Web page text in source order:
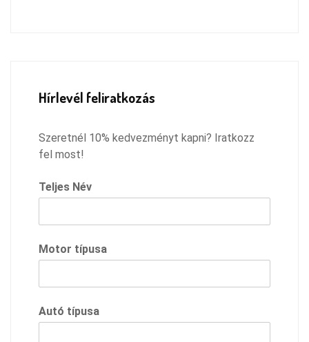
Hírlevél feliratkozás
Szeretnél 10% kedvezményt kapni? Iratkozz
fel most!
Teljes Név
Motor típusa
Autó típusa